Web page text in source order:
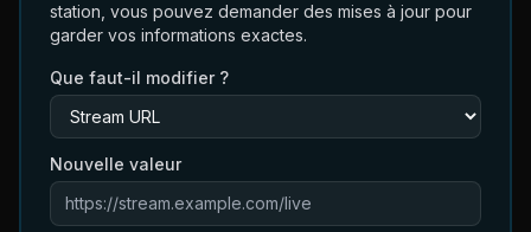
station, vous pouvez demander des mises à jour pour
garder vos informations exactes.
Que faut-il modifier ?
Nouvelle valeur